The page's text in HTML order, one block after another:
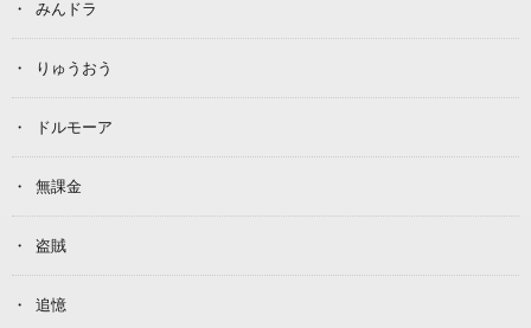
みんドラ
りゅうおう
ドルモーア
無課金
盗賊
追憶